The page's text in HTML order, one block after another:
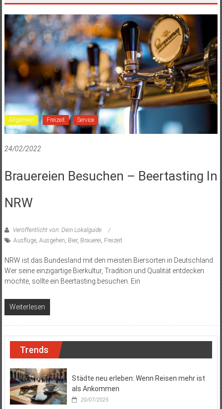
Allgemein Freizeit Service
24/02/2022
Brauereien Besuchen – Beertasting In
NRW
Veröffentlicht von: Dein Lokalguide
Ausflüge, Ausgehen, Bier, Brauerei, Freizeit
NRW ist das Bundesland mit den meisten Biersorten in Deutschland.
Wer seine einzigartige Bierkultur, Tradition und Qualität entdecken
möchte, sollte ein Beertasting besuchen. Ein
Weiterlesen
Trends
Städte neu erleben: Wenn Reisen mehr ist
als Ankommen
20/07/2025